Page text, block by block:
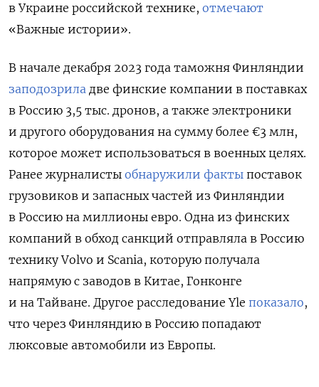
в Украине российской технике, отмечают
«Важные истории».
В начале декабря 2023 года таможня Финляндии
заподозрила две финские компании в поставках
в Россию 3,5 тыс. дронов, а также электроники
и другого оборудования на сумму более €3 млн,
которое может использоваться в военных целях.
Ранее журналисты обнаружили факты поставок
грузовиков и запасных частей из Финляндии
в Россию на миллионы евро. Одна из финских
компаний в обход санкций отправляла в Россию
технику Volvo и Scania, которую получала
напрямую с заводов в Китае, Гонконге
и на Тайване. Другое расследование Yle показало,
что через Финляндию в Россию попадают
люксовые автомобили из Европы.